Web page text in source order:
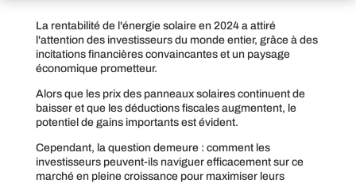
La rentabilité de l'énergie solaire en 2024 a attiré
l'attention des investisseurs du monde entier, grâce à des
incitations financières convaincantes et un paysage
économique prometteur.
Alors que les prix des panneaux solaires continuent de
baisser et que les déductions fiscales augmentent, le
potentiel de gains importants est évident.
Cependant, la question demeure : comment les
investisseurs peuvent-ils naviguer efficacement sur ce
marché en pleine croissance pour maximiser leurs